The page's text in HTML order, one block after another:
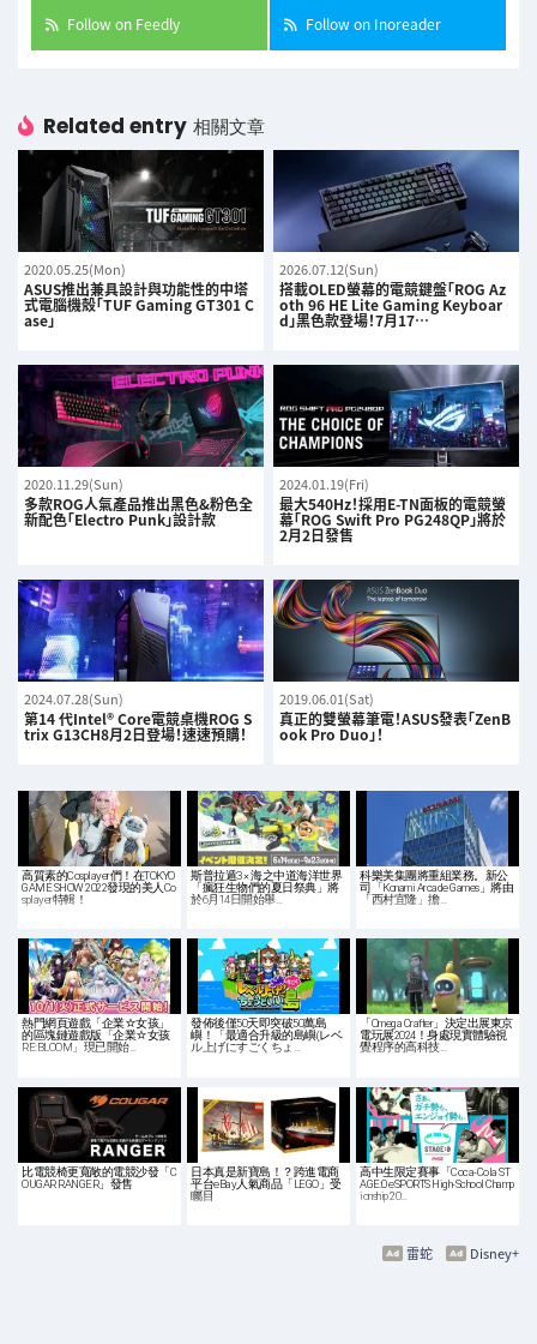
Follow on Feedly Follow on Inoreader
Related entry 相關文章
2020.05.25(Mon)
ASUS推出兼具設計與功能性的中塔
式電腦機殼「TUF Gaming GT301 C
ase」
2026.07.12(Sun)
搭載OLED螢幕的電競鍵盤「ROG Az
oth 96 HE Lite Gaming Keyboar
d」黑色款登場！7月17…
2020.11.29(Sun)
多款ROG人氣產品推出黑色&粉色全
新配色「Electro Punk」設計款
2024.01.19(Fri)
最大540Hz！採用E-TN面板的電競螢
幕「ROG Swift Pro PG248QP」將於
2月2日發售
2024.07.28(Sun)
第14 代Intel® Core電競桌機ROG S
trix G13CH8月2日登場！速速預購！
2019.06.01(Sat)
真正的雙螢幕筆電！ASUS發表「ZenB
ook Pro Duo」！
高質素的Cosplayer們！在TOKYO
GAME SHOW 2022發現的美人Co
splayer特輯！
斯普拉遁3 × 海之中道海洋世界
「瘋狂生物們的夏日祭典」將
於6月14日開始舉…
科樂美集團將重組業務。新公
司「Konami Arcade Games」將由
「西村宜隆」擔…
熱門網頁遊戲「企業☆女孩」
的區塊鏈遊戲版「企業☆女孩
RE:BLOOM」現已開始…
發佈後僅50天即突破50萬島
嶼！「最適合升級的島嶼(レベ
ル上げにすごくちょ…
「Omega Crafter」決定出展東京
電玩展2024！身處現實體驗視
覺程序的高科技…
比電競椅更寬敞的電競沙發「C
OUGAR RANGER」發售
日本真是新寶島！？跨進電商
平台eBay人氣商品「LEGO」受
矚目
高中生限定賽事「Coca-Cola ST
AGE:0 eSPORTS High-School Champ
ionship 20…
Disney+
雷蛇